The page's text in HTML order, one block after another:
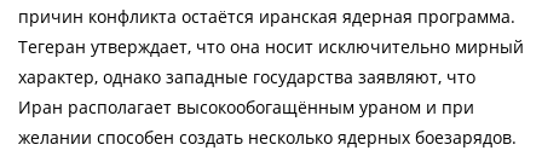
причин конфликта остаётся иранская ядерная программа.
Тегеран утверждает, что она носит исключительно мирный
характер, однако западные государства заявляют, что
Иран располагает высокообогащённым ураном и при
желании способен создать несколько ядерных боезарядов.